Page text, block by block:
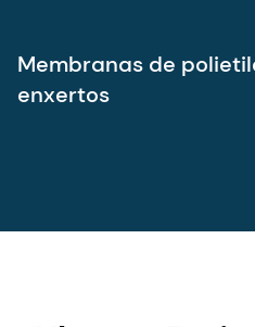
Membranas de
enxertos